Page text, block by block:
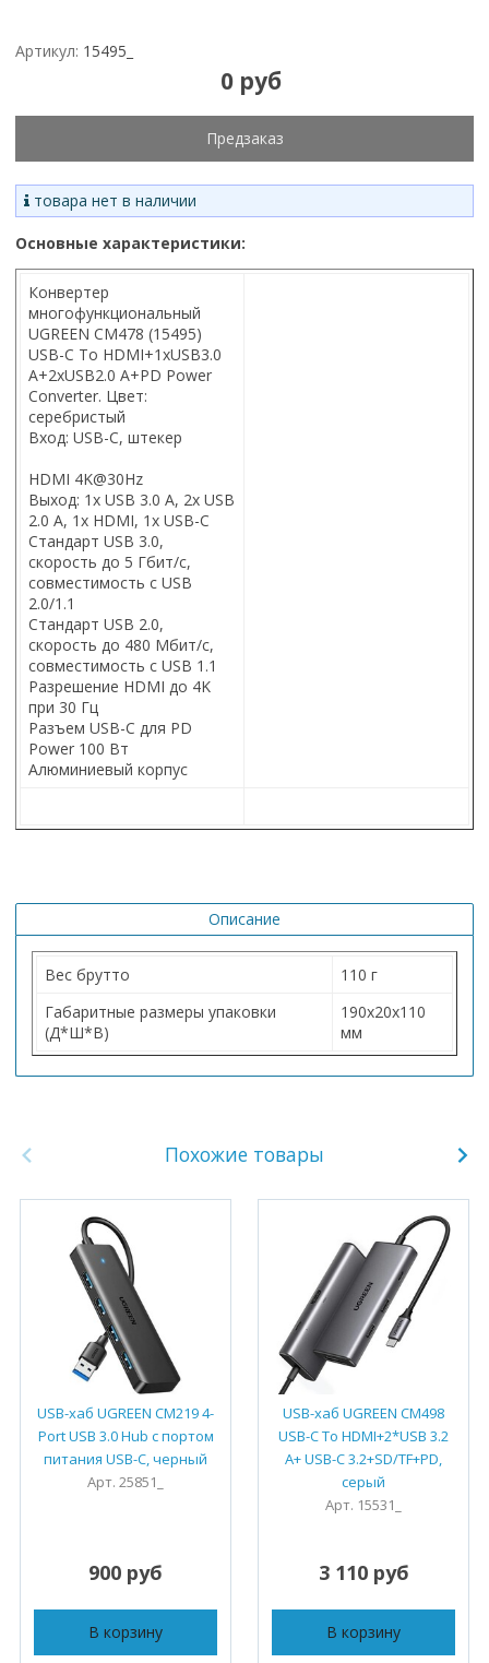
Артикул: 15495_
0 руб
Предзаказ
товара нет в наличии
Основные характеристики:
Конвертер
многофункциональный
UGREEN CM478 (15495)
USB-C To HDMI+1xUSB3.0
A+2xUSB2.0 A+PD Power
Converter. Цвет:
серебристый
Вход: USB-C, штекер
HDMI 4K@30Hz
Выход: 1x USB 3.0 A, 2x USB
2.0 A, 1х HDMI, 1х USB-C
Стандарт USB 3.0,
скорость до 5 Гбит/с,
совместимость с USB
2.0/1.1
Стандарт USB 2.0,
скорость до 480 Мбит/с,
совместимость с USB 1.1
Разрешение HDMI до 4K
при 30 Гц
Разъем USB-C для PD
Power 100 Вт
Алюминиевый корпус
Описание
Вес брутто
110 г
Габаритные размеры упаковки
(Д*Ш*В)
190х20х110
мм
Похожие товары
USB-хаб UGREEN CM219 4-
Port USB 3.0 Hub с портом
питания USB-C, черный
Арт. 25851_
900 руб
В корзину
USB-хаб UGREEN CM498
USB-C To HDMI+2*USB 3.2
A+ USB-C 3.2+SD/TF+PD,
серый
Арт. 15531_
3 110 руб
В корзину